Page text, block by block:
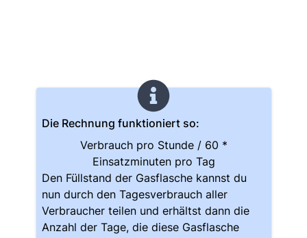
Die Rechnung funktioniert so:
Verbrauch pro Stunde / 60 *
Einsatzminuten pro Tag
Den Füllstand der Gasflasche kannst du
nun durch den Tagesverbrauch aller
Verbraucher teilen und erhältst dann die
Anzahl der Tage, die diese Gasflasche